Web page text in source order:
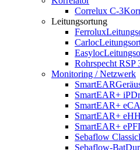
Correlux C-3
Leitungsortung
Ferrolux
Carloc
Easyloc
Rohrspecht RSP
Monitoring / Netzwerk
SmartEAR
SmartEAR+ iP
SmartEAR+ eC
SmartEAR+ eH
SmartEAR+ ePF
Sebaflow Classic
Sebaflow-Bat